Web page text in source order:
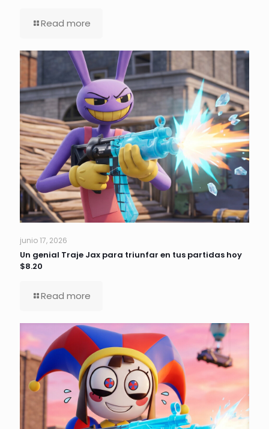
Read more
junio 17, 2026
Un genial Traje Jax para triunfar en tus partidas hoy
$8.20
Read more